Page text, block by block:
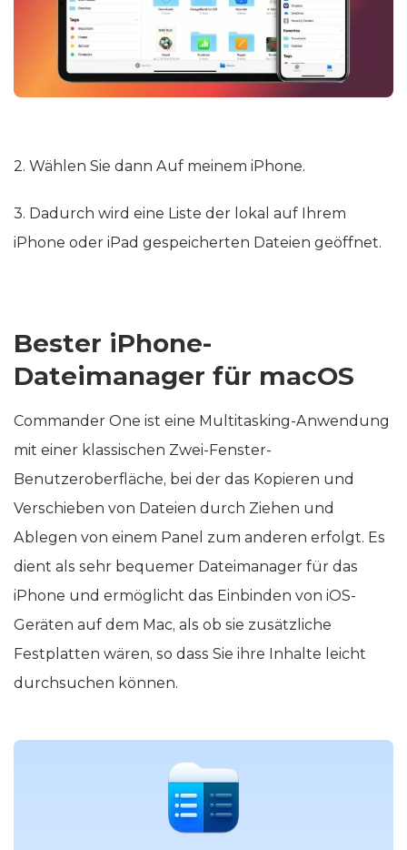
2. Wählen Sie dann Auf meinem iPhone.
3. Dadurch wird eine Liste der lokal auf Ihrem
iPhone oder iPad gespeicherten Dateien geöffnet.
Bester iPhone-
Dateimanager für macOS
Commander One ist eine Multitasking-Anwendung
mit einer klassischen Zwei-Fenster-
Benutzeroberfläche, bei der das Kopieren und
Verschieben von Dateien durch Ziehen und
Ablegen von einem Panel zum anderen erfolgt. Es
dient als sehr bequemer Dateimanager für das
iPhone und ermöglicht das Einbinden von iOS-
Geräten auf dem Mac, als ob sie zusätzliche
Festplatten wären, so dass Sie ihre Inhalte leicht
durchsuchen können.